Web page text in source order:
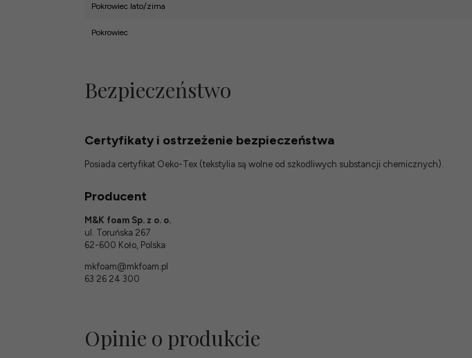
Pokrowiec lato/zima
Pokrowiec
Bezpieczeństwo
Certyfikaty i ostrzeżenie bezpieczeństwa
Posiada certyfikat Oeko-Tex (tekstylia są wolne od szkodliwych substancji chemicznych).
Producent
M&K foam Sp. z o. o.
ul. Toruńska 267
62-600 Koło, Polska
mkfoam@mkfoam.pl
63 26 24 300
Opinie o produkcie